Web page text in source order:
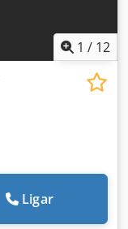
1 / 12
Ligar